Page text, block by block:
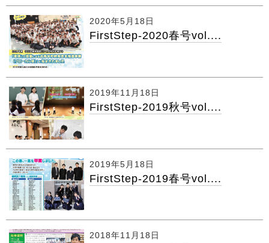
2020年5月18日
FirstStep-2020春号vol....
2019年11月18日
FirstStep-2019秋号vol....
2019年5月18日
FirstStep-2019春号vol....
2018年11月18日